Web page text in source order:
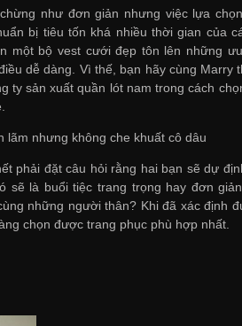
như đơn giản nhưng việc lựa
bị tiêu tốn khá nhiều thời gian của
một bộ vest cưới đẹp tôn lên những
dễ dàng. Vì thế, bạn hãy cùng Marry
ty sản xuất quần lót nam trong cách
lãm nhưng không che khuất cô dâu
phải đặt câu hỏi rằng hai bạn sẽ dự
sẽ là buổi tiệc trang trọng hay đơn
những người thân? Khi đã xác định
chọn được trang phục phù hợp nhất.